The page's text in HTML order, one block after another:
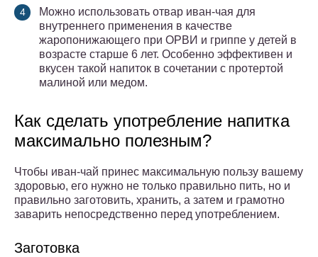
Можно использовать отвар иван-чая для
внутреннего применения в качестве
жаропонижающего при ОРВИ и гриппе у детей в
возрасте старше 6 лет. Особенно эффективен и
вкусен такой напиток в сочетании с протертой
малиной или медом.
Как сделать употребление напитка
максимально полезным?
Чтобы иван-чай принес максимальную пользу вашему
здоровью, его нужно не только правильно пить, но и
правильно заготовить, хранить, а затем и грамотно
заварить непосредственно перед употреблением.
Заготовка